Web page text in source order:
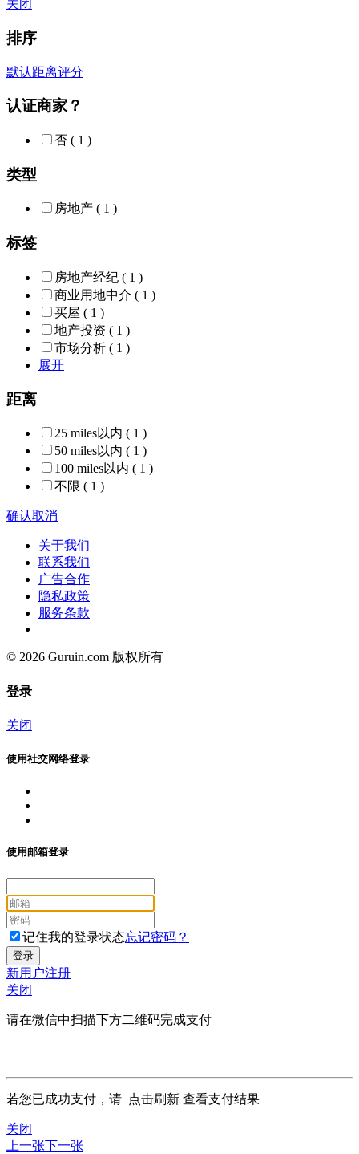
关闭
排序
默认距离评分
认证商家？
否 ( 1 )
类型
房地产 ( 1 )
标签
房地产经纪 ( 1 )
商业用地中介 ( 1 )
买屋 ( 1 )
地产投资 ( 1 )
市场分析 ( 1 )
展开
距离
25 miles以内 ( 1 )
50 miles以内 ( 1 )
100 miles以内 ( 1 )
不限 ( 1 )
确认取消
关于我们
联系我们
广告合作
隐私政策
服务条款
© 2026 Guruin.com 版权所有
登录
关闭
使用社交网络登录
使用邮箱登录
记住我的登录状态忘记密码？
新用户注册
关闭
请在微信中扫描下方二维码完成支付
若您已成功支付，请 点击刷新 查看支付结果
关闭
上一张下一张